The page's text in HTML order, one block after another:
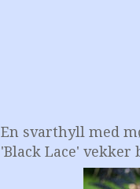
En svarthyll med
'Black Lace' vekker